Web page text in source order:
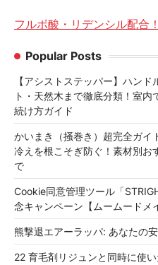
フルボ酸・リデンシル配合
Popular Posts
【アシストステッパー】ハン
ト・天然木まで徹底分類！室内
続け方ガイド
かいまき（掻巻き）超完全ガイ
冷えを根こそぎ防ぐ！素材別お
で
Cookie同意管理ツール「
念キャンペーン【ムームードメ
熊撃退エアーラッパ: あなたの
22 育毛剤リジュンと同時に使